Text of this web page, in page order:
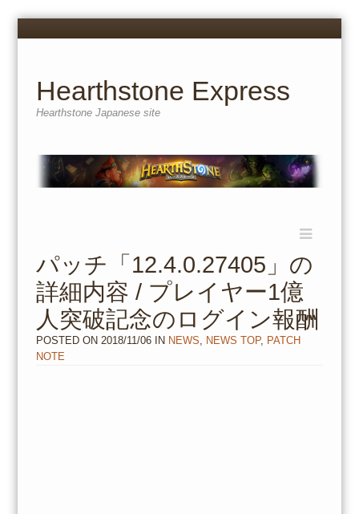
Menu
Hearthstone Express
Hearthstone Japanese site
content
パッチ「12.4.0.27405」の
詳細内容 / プレイヤー1億
人突破記念のログイン報酬
POSTED ON 2018/11/06IN NEWS NEWS TOP, PATCH
NOTE